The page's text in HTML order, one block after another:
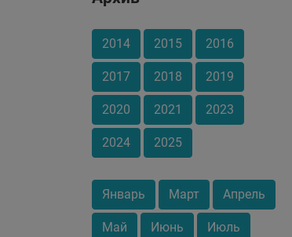
2014 2015 2016
2017 2018 2019
2020 2021 2023
2024 2025
Январь Март Апрель
Май Июнь Июль